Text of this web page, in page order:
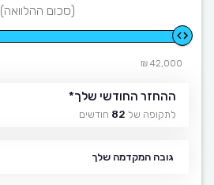
(סכום ההלוואה)
42,000 ₪
ההחזר החודשי שלך*
לתקופה של 82 חודשים
גובה המקדמה שלך